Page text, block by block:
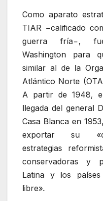
Como aparato
TIAR −calificado
guerra fría−,
Washington para
similar al de la
Atlántico Norte
A partir de 1948,
llegada del general
Casa Blanca en
exportar su
estrategias
conservadoras y
Latina y los
libre».